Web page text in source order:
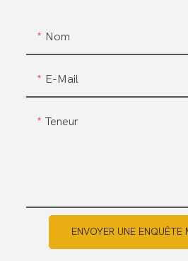
Nom
E-Mail
Teneur
ENVOYER UNE ENQUÊTE